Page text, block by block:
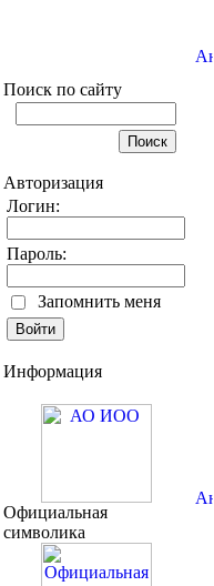
Поиск по сайту
Авторизация
Логин:
Пароль:
Запомнить меня
Информация
Официальная
символика